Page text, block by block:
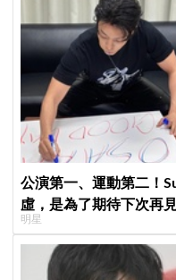
公演第一、運動第二！
虛，是為了期待下次再見
明星